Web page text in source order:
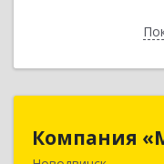
Компания